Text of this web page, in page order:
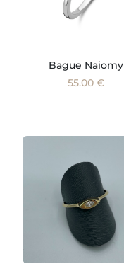
Bague Naiomy
55.00 €